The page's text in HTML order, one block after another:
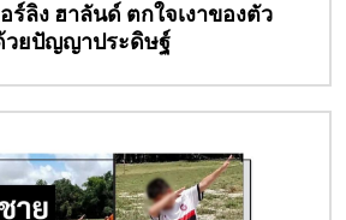
ร์ลิง ฮาลันด์ ตกใจเงาของตัว
วยปัญญาประดิษฐ์